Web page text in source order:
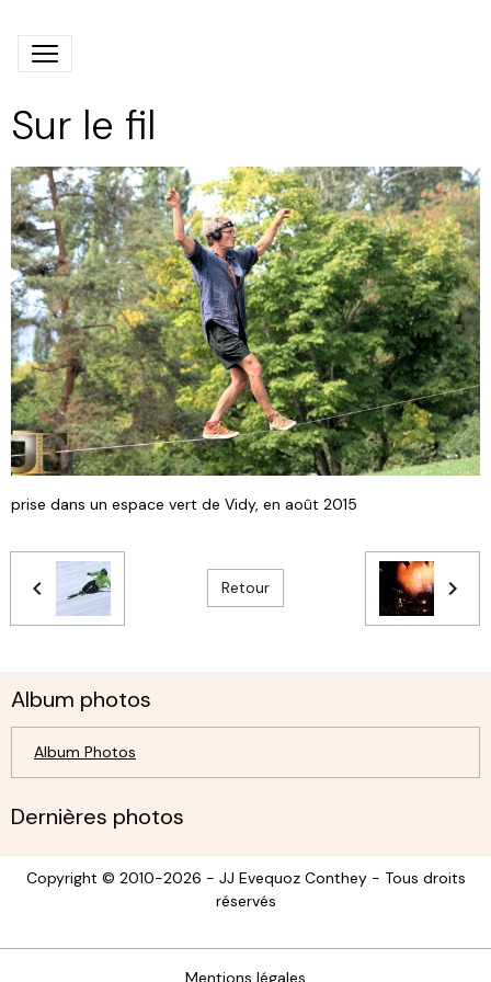
Sur le fil
prise dans un espace vert de Vidy, en août 2015
Retour
Album photos
Album Photos
Dernières photos
Copyright © 2010-2026 - JJ Evequoz Conthey - Tous droits
réservés
Mentions légales